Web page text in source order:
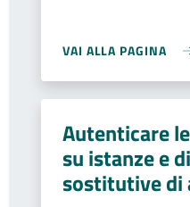
VAI ALLA PAGINA
Autenticare
su istanze e
sostitutive